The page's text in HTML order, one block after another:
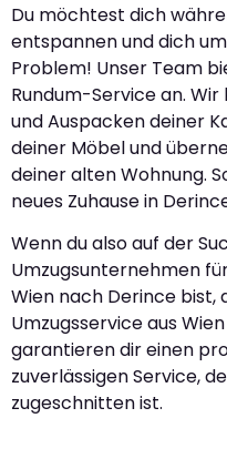
Du möchtest dich
entspannen und dich
Problem! Unser Team
Rundum-Service an.
und Auspacken deiner
deiner Möbel und
deiner alten Wohnung.
neues Zuhause in
Wenn du also auf der
Umzugsunternehmen
Wien nach Derince bist,
Umzugsservice aus
garantieren dir einen
zuverlässigen Service,
zugeschnitten ist.